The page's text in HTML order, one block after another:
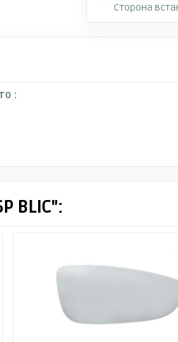
Сторона
:
BLIC":